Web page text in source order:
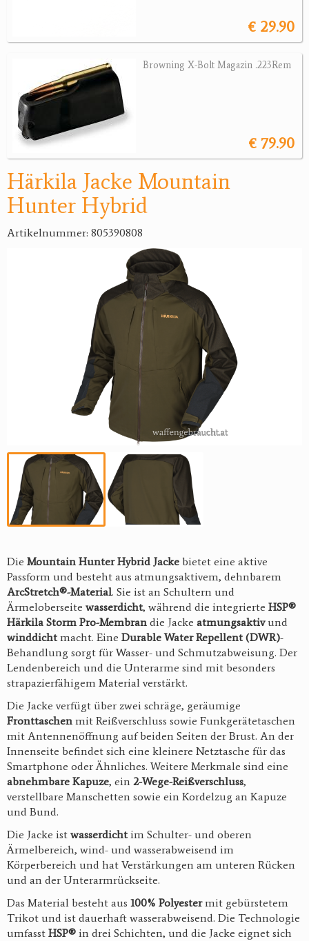
€ 29.90
Browning X-Bolt Magazin .223Rem
€ 79.90
Härkila Jacke Mountain
Hunter Hybrid
Artikelnummer: 805390808
Die Mountain Hunter Hybrid Jacke bietet eine aktive
Passform und besteht aus atmungsaktivem, dehnbarem
ArcStretch®-Material. Sie ist an Schultern und
Ärmeloberseite wasserdicht, während die integrierte HSP®
Härkila Storm Pro-Membran die Jacke atmungsaktivund
winddicht macht. Eine Durable Water Repellent (DWR)-
Behandlung sorgt für Wasser- und Schmutzabweisung. Der
Lendenbereich und die Unterarme sind mit besonders
strapazierfähigem Material verstärkt.
Die Jacke verfügt über zwei schräge, geräumige
Fronttaschen mit Reißverschluss sowie Funkgerätetaschen
mit Antennenöffnung auf beiden Seiten der Brust. An der
Innenseite befindet sich eine kleinere Netztasche für das
Smartphone oder Ähnliches. Weitere Merkmale sind eine
abnehmbare Kapuze, ein 2-Wege-Reißverschluss,
verstellbare Manschetten sowie ein Kordelzug an Kapuze
und Bund.
Die Jacke ist wasserdicht im Schulter- und oberen
Ärmelbereich, wind- und wasserabweisend im
Körperbereich und hat Verstärkungen am unteren Rücken
und an der Unterarmrückseite.
Das Material besteht aus 100% Polyestermit gebürstetem
Trikot und ist dauerhaft wasserabweisend. Die Technologie
umfasst HSP® in drei Schichten, und die Jacke eignet sich